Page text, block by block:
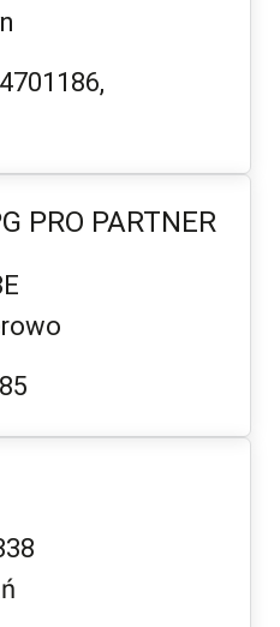
PRO PARTNER